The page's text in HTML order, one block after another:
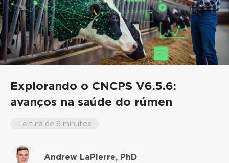
Explorando o CNCPS V6.5.6:
avanços na saúde do rúmen
Leitura de 6 minutos
Andrew LaPierre, PhD